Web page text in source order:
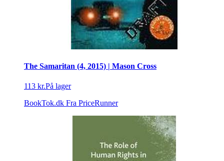
The Samaritan (4, 2015) | Mason Cross
113 kr.På lager
BookTok.dk Fra PriceRunner